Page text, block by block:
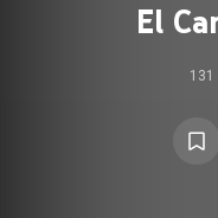
El
131